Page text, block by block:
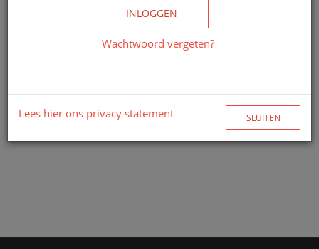
INLOGGEN
Wachtwoord vergeten?
Lees hier ons privacy statement SLUITEN